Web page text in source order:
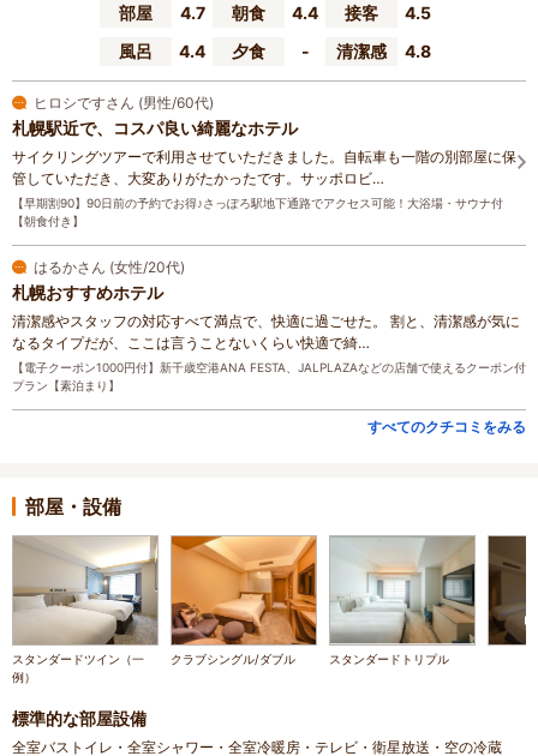
部屋
4.7 朝食 4.4 接客
4.5
風呂
4.4 夕食 - 清潔感 4.8
ヒロシですさん (男性/60代)
札幌駅近で、コスパ良い綺麗なホテル
サイクリングツアーで利用させていただきました。自転車も一階の別部屋に保
管していただき、大変ありがたかったです。サッポロビ…
【早期割90】90日前の予約でお得♪さっぽろ駅地下通路でアクセス可能！大浴場・サウナ付
【朝食付き】
はるかさん (女性/20代)
札幌おすすめホテル
清潔感やスタッフの対応すべて満点で、快適に過ごせた。 割と、清潔感が気に
なるタイプだが、ここは言うことないくらい快適で綺…
【電子クーポン1000円付】新千歳空港ANA FESTA、JALPLAZAなどの店舗で使えるクーポン付
プラン【素泊まり】
すべてのクチコミをみる
部屋・設備
スタンダードツイン（一
例）
クラブシングル/ダブル スタンダードトリプル
標準的な部屋設備
全室バストイレ・全室シャワー・全室冷暖房・テレビ・衛星放送・空の冷蔵